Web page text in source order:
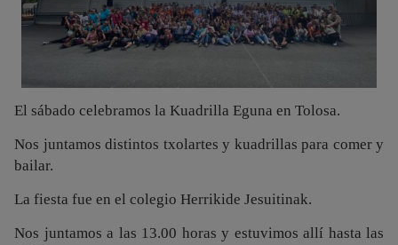
El sábado celebramos la Kuadrilla Eguna en Tolosa.
Nos juntamos distintos txolartes y kuadrillas para comer y
bailar.
La fiesta fue en el colegio Herrikide Jesuitinak.
Nos juntamos a las 13.00 horas y estuvimos allí hasta las